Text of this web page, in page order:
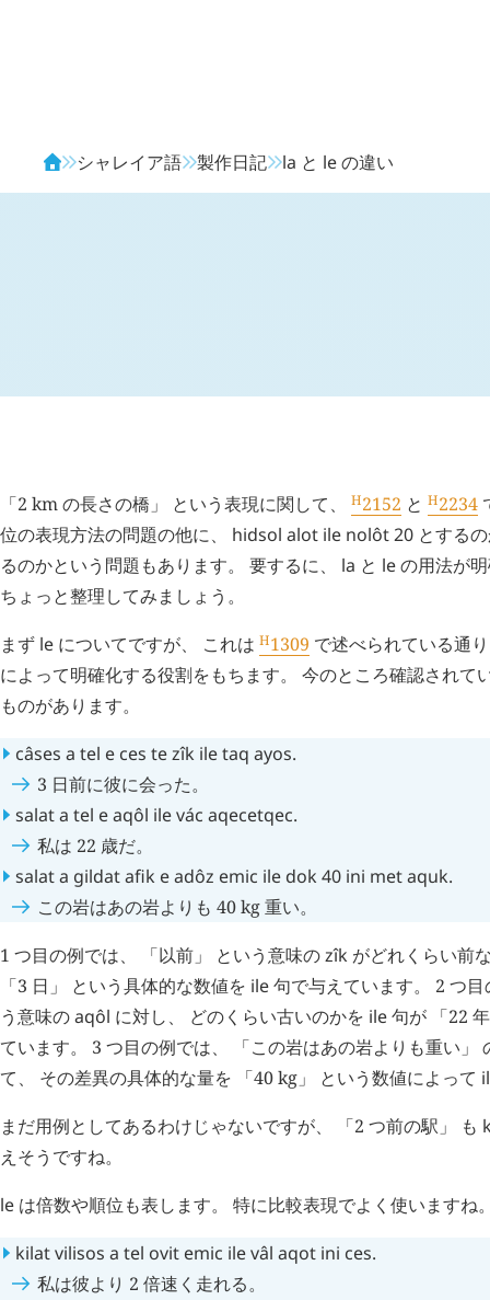
シャレイア語 製作日記 la と leの違い
「2 km の長さの橋」 という表現に関して、 H2152 と H2234
位の表現方法の問題の他に、 hidsol alot ile nolôt20 とする
るのかという問題もあります。 要するに、 la と leの用法が
ちょっと整理してみましょう。
まず le についてですが、 これは H1309 で述べられている通
によって明確化する役割をもちます。 今のところ確認されて
ものがあります。
câses a tel e ces tezîk iletaq ayos.
3 日前に彼に会った。
salata tel eaqôl ilevác aqecetqec.
私は 22 歳だ。
salata gildatafik eadôz emic ile dok 40 ini metaquk.
この岩はあの岩よりも 40 kg 重い。
1 つ目の例では、 「以前」 という意味のzîk がどれくらい前
「3 日」 という具体的な数値を ile句で与えています。 2 つ
う意味のaqôl に対し、 どのくらい古いのかを ile句が 「22
ています。 3 つ目の例では、 「この岩はあの岩よりも重い」
て、 その差異の具体的な量を 「40 kg」 という数値によって
まだ用例としてあるわけじゃないですが、 「2 つ前の駅」 も
えそうですね。
le は倍数や順位も表します。 特に比較表現でよく使いますね
kilatvilisos a tel ovit emic ilevâl aqot ini ces.
私は彼より 2 倍速く走れる。